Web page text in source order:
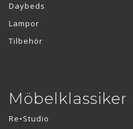
Daybeds
Lampor
Tilbehör
Möbelklassiker
Re•Studio